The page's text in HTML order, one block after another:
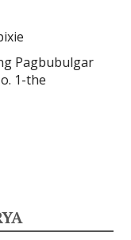
Pagbubulgar
1-the